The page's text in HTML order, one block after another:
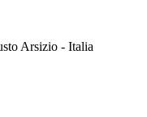
Arsizio - Italia